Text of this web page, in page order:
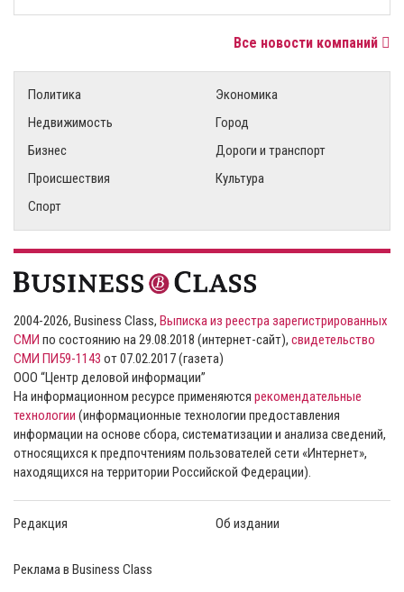
Все новости компаний
Политика
Экономика
Недвижимость
Город
Бизнес
Дороги и транспорт
Происшествия
Культура
Спорт
2004-2026, Business Class, Выписка из реестра зарегистрированных
СМИ по состоянию на 29.08.2018 (интернет-сайт), свидетельство
СМИ ПИ59-1143 от 07.02.2017 (газета)
ООО “Центр деловой информации”
На информационном ресурсе применяются рекомендательные
технологии (информационные технологии предоставления
информации на основе сбора, систематизации и анализа сведений,
относящихся к предпочтениям пользователей сети «Интернет»,
находящихся на территории Российской Федерации).
Редакция Об издании
Реклама в Business Class